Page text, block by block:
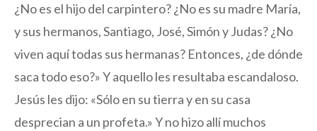
¿No es el hijo del carpintero? ¿No es su madre María,
y sus hermanos, Santiago, José, Simón y Judas? ¿No
viven aquí todas sus hermanas? Entonces, ¿de dónde
saca todo eso?» Y aquello les resultaba escandaloso.
Jesús les dijo: «Sólo en su tierra y en su casa
desprecian a un profeta.» Y no hizo allí muchos